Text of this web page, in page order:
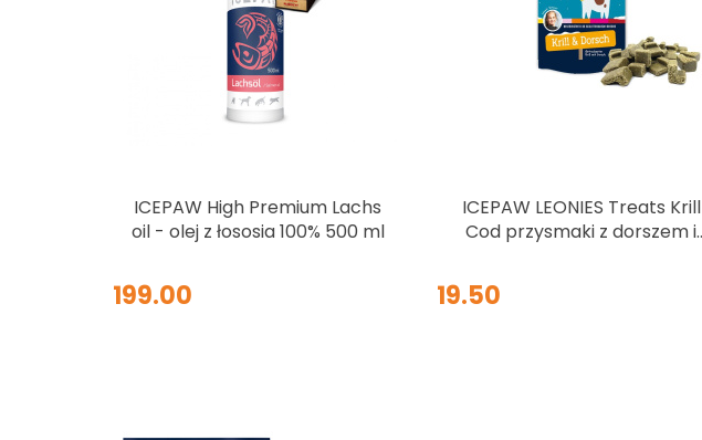
Produkt niedostępny
ICEPAW High Premium Lachs
oil - olej z łososia 100% 500 ml
199.00
ICEPAW LEONIES Treats Krill
Cod przysmaki z dorszem i
19.50